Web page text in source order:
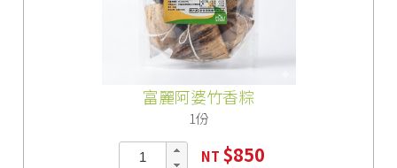
富麗阿婆竹香粽
1份
NT $850